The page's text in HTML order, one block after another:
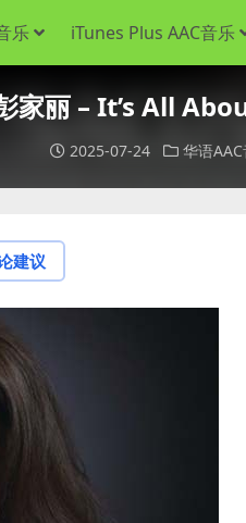
乐 iTunes Plus AAC音乐
家丽 – It’s All
2025-07-24 华语
建议